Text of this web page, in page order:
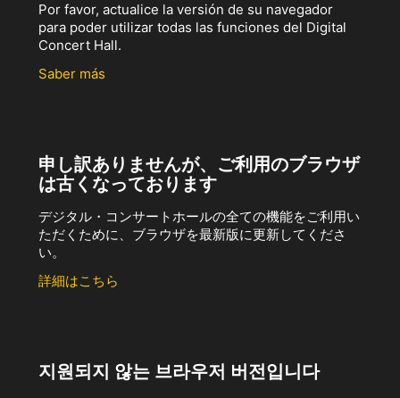
Por favor, actualice la versión de su navegador
para poder utilizar todas las funciones del Digital
Concert Hall.
Saber más
申し訳ありませんが、ご利用のブラウザ
は古くなっております
デジタル・コンサートホールの全ての機能をご利用い
ただくために、ブラウザを最新版に更新してくださ
い。
詳細はこちら
지원되지 않는 브라우저 버전입니다